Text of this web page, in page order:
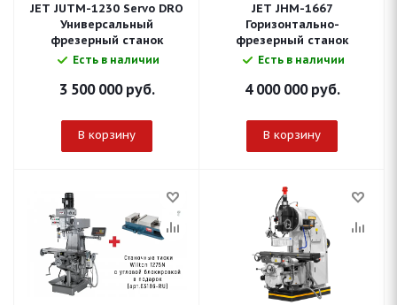
JET JUTM-1230 Servo DRO
Универсальный
фрезерный станок
Есть в наличии
3 500 000руб.
В корзину
JET JHM-1667
Горизонтально-
фрезерный станок
Есть в наличии
4 000 000руб.
В корзину